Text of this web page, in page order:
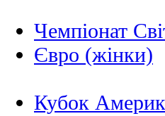
Чемпіонат
Євро (жінки)
Кубок